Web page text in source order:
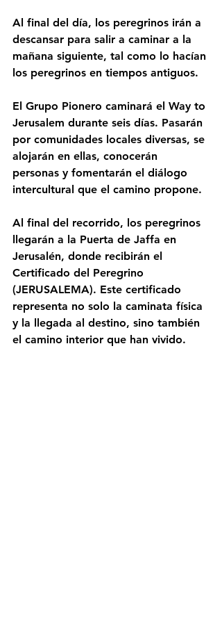
Al final del día, los peregrinos irán a
descansar para salir a caminar a la
mañana siguiente, tal como lo hacían
los peregrinos en tiempos antiguos.
El Grupo Pionero caminará el Way to
Jerusalem durante seis días. Pasarán
por comunidades locales diversas, se
alojarán en ellas, conocerán
personas y fomentarán el diálogo
intercultural que el camino propone.
Al final del recorrido, los peregrinos
llegarán a la Puerta de Jaffa en
Jerusalén, donde recibirán el
Certificado del Peregrino
(JERUSALEMA). Este certificado
representa no solo la caminata física
y la llegada al destino, sino también
el camino interior que han vivido.